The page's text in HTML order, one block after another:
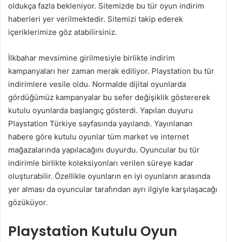
oldukça fazla bekleniyor. Sitemizde bu tür oyun indirim
haberleri yer verilmektedir. Sitemizi takip ederek
içeriklerimize göz atabilirsiniz.
İlkbahar mevsimine girilmesiyle birlikte indirim
kampanyaları her zaman merak ediliyor. Playstation bu tür
indirimlere vesile oldu. Normalde dijital oyunlarda
gördüğümüz kampanyalar bu sefer değişiklik göstererek
kutulu oyunlarda başlangıç gösterdi. Yapılan duyuru
Playstation Türkiye sayfasında yayılandı. Yayınlanan
habere göre kutulu oyunlar tüm market ve internet
mağazalarında yapılacağını duyurdu. Oyuncular bu tür
indirimle birlikte koleksiyonları verilen süreye kadar
oluşturabilir. Özellikle oyunların en iyi oyunların arasında
yer alması da oyuncular tarafından ayrı ilgiyle karşılaşacağı
gözüküyor.
Playstation Kutulu Oyun